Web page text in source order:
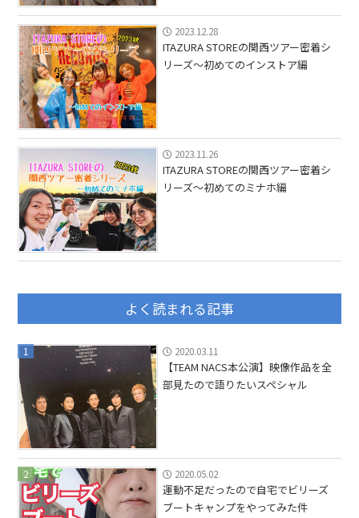
2023.12.28
ITAZURA STOREの関西ツアー密着シ
リーズ〜初めてのインストア編
2023.11.26
ITAZURA STOREの関西ツアー密着シ
リーズ〜初めてのミナホ編
よく読まれる記事
1 2020.03.11
【TEAM NACS本公演】映像作品を全
部見たので語りたいスペシャル
2 2020.05.02
運動不足だったので自宅でビリーズ
ブートキャンプをやってみた件